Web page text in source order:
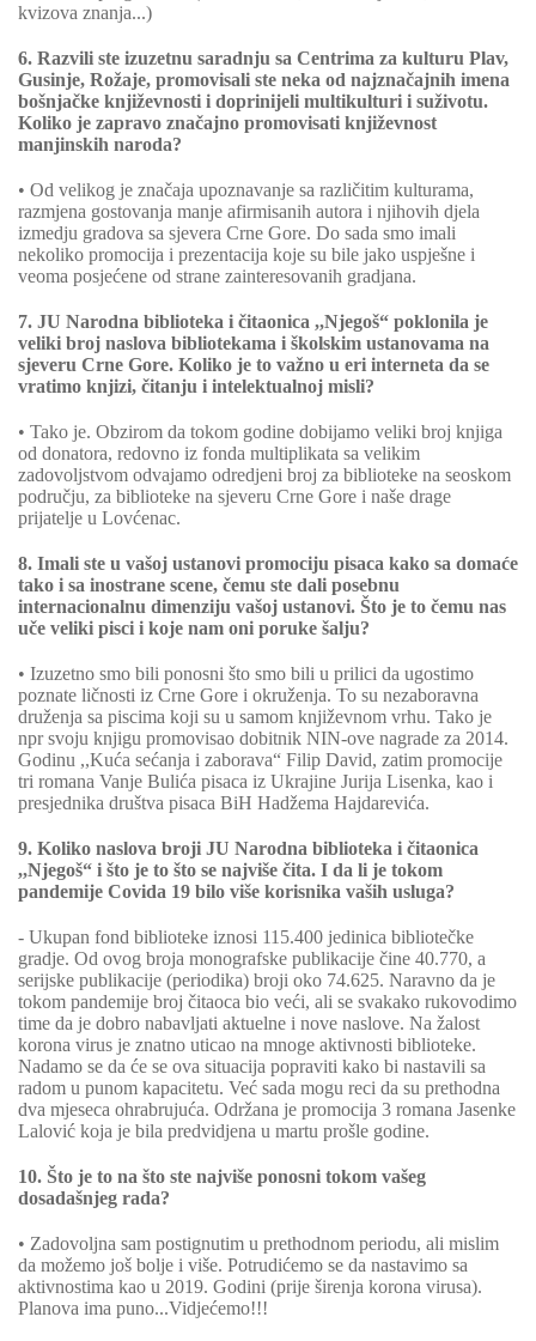
kvizova znanja...)
6. Razvili ste izuzetnu saradnju sa Centrima za kulturu Plav,
Gusinje, Rožaje, promovisali ste neka od najznačajnih imena
bošnjačke književnosti i doprinijeli multikulturi i suživotu.
Koliko je zapravo značajno promovisati književnost
manjinskih naroda?
• Od velikog je značaja upoznavanje sa različitim kulturama,
razmjena gostovanja manje afirmisanih autora i njihovih djela
izmedju gradova sa sjevera Crne Gore. Do sada smo imali
nekoliko promocija i prezentacija koje su bile jako uspješne i
veoma posjećene od strane zainteresovanih gradjana.
7. JU Narodna biblioteka i čitaonica ,,Njegoš“ poklonila je
veliki broj naslova bibliotekama i školskim ustanovama na
sjeveru Crne Gore. Koliko je to važno u eri interneta da se
vratimo knjizi, čitanju i intelektualnoj misli?
• Tako je. Obzirom da tokom godine dobijamo veliki broj knjiga
od donatora, redovno iz fonda multiplikata sa velikim
zadovoljstvom odvajamo odredjeni broj za biblioteke na seoskom
području, za biblioteke na sjeveru Crne Gore i naše drage
prijatelje u Lovćenac.
8. Imali ste u vašoj ustanovi promociju pisaca kako sa domaće
tako i sa inostrane scene, čemu ste dali posebnu
internacionalnu dimenziju vašoj ustanovi. Što je to čemu nas
uče veliki pisci i koje nam oni poruke šalju?
• Izuzetno smo bili ponosni što smo bili u prilici da ugostimo
poznate ličnosti iz Crne Gore i okruženja. To su nezaboravna
druženja sa piscima koji su u samom književnom vrhu. Tako je
npr svoju knjigu promovisao dobitnik NIN-ove nagrade za 2014.
Godinu ,,Kuća sećanja i zaborava“ Filip David, zatim promocije
tri romana Vanje Bulića pisaca iz Ukrajine Jurija Lisenka, kao i
presjednika društva pisaca BiH Hadžema Hajdarevića.
9. Koliko naslova broji JU Narodna biblioteka i čitaonica
,,Njegoš“ i što je to što se najviše čita. I da li je tokom
pandemije Covida 19 bilo više korisnika vaših usluga?
- Ukupan fond biblioteke iznosi 115.400 jedinica bibliotečke
gradje. Od ovog broja monografske publikacije čine 40.770, a
serijske publikacije (periodika) broji oko 74.625. Naravno da je
tokom pandemije broj čitaoca bio veći, ali se svakako rukovodimo
time da je dobro nabavljati aktuelne i nove naslove. Na žalost
korona virus je znatno uticao na mnoge aktivnosti biblioteke.
Nadamo se da će se ova situacija popraviti kako bi nastavili sa
radom u punom kapacitetu. Već sada mogu reci da su prethodna
dva mjeseca ohrabrujuća. Održana je promocija 3 romana Jasenke
Lalović koja je bila predvidjena u martu prošle godine.
10. Što je to na što ste najviše ponosni tokom vašeg
dosadašnjeg rada?
• Zadovoljna sam postignutim u prethodnom periodu, ali mislim
da možemo još bolje i više. Potrudićemo se da nastavimo sa
aktivnostima kao u 2019. Godini (prije širenja korona virusa).
Planova ima puno...Vidjećemo!!!